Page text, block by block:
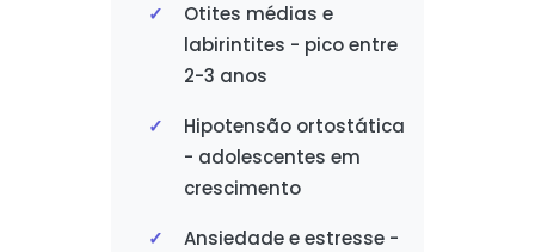
Otites médias e
labirintites - pico entre
2-3 anos
Hipotensão ortostática
- adolescentes em
crescimento
Ansiedade e estresse -